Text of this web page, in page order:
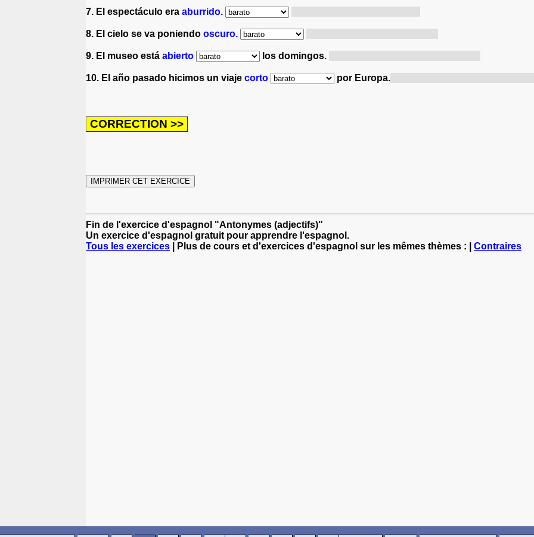
7. El espectáculo era aburrido.
8. El cielo se va poniendo oscuro.
9. El museo está abierto los domingos.
10. El año pasado hicimos un viaje corto por Europa.
Fin de l'exercice d'espagnol "Antonymes (adjectifs)"
Un exercice d'espagnol gratuit pour apprendre l'espagnol.
Tous les exercices | Plus de cours et d'exercices d'espagnol sur les mêmes thèmes : | Contraires